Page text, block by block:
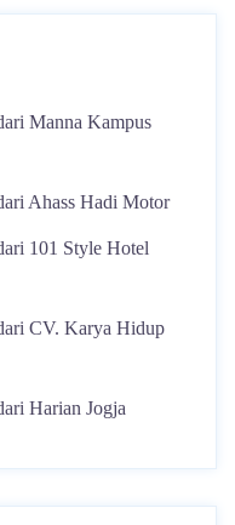
Manna Kampus
Ahass Hadi Motor
101 Style Hotel
CV. Karya Hidup
Harian Jogja